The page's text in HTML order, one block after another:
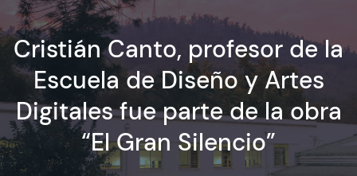
Facultades y Escuelas
Vinculación con el Medio
Investigación
Acreditación
Cristián Canto, profesor de la
Escuela de Diseño y Artes
Digitales fue parte de la obra
“El Gran Silencio”